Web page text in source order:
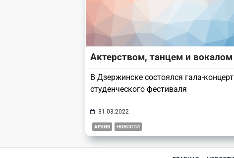
Актерством, танцем и вокалом
В Дзержинске состоялся гала-концерт
студенческого фестиваля
31.03.2022
АРХИВ НОВОСТИ